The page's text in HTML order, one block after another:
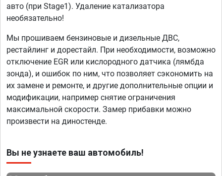
авто (при Stage1). Удаление катализатора
необязательно!
Мы прошиваем бензиновые и дизельные ДВС,
рестайлинг и дорестайл. При необходимости, возможно
отключение EGR или кислородного датчика (лямбда
зонда), и ошибок по ним, что позволяет сэкономить на
их замене и ремонте, и другие дополнительные опции и
модификации, например снятие ограничения
максимальной скорости. Замер прибавки можно
произвести на диностенде.
Вы не узнаете ваш автомобиль!